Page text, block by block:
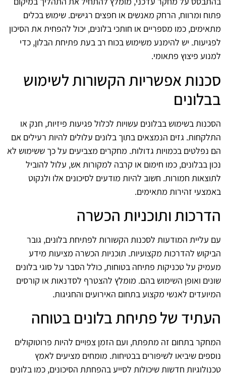
פתוח ומרווח, הרחק מאנשים או חפצים רגישים. שימוש בכלים
מתאימים, כמו מספריים או חותכי בלונים, יכול להפחית את הסיכון
לפגיעות. יש להימנע משימוש בכוח רב בעת פתיחת הבלון, כדי
למנוע פיצוץ פתאומי.
סכנות אפשריות הקשורות לשימוש
בבלונים
הסכנות בשימוש בבלונים עשויות לכלול פגיעות פיזיות, חנק או
התלקחות. גזים הנמצאים בתוך בלונים עלולים להיות רעילים אם
הם נפלטים בכמויות גדולות. מחקרים מצביעים על כך ששימוש לא
נכון בבלונים, כמו חימום או קרבה למקורות אש, עלול להוביל
לתוצאות חמורות. חשוב להיות מודעים לסיכונים אלו ולנקוט
באמצעי זהירות מתאימים.
הדרכות ותוכניות הכשרה
עם עליית המודעות לסכנות הקשורות לפתיחת בלונים, גובר
הביקוש להדרכות מקצועיות. תוכניות הכשרה מציעות מידע
מעמיק על טכניקות פתיחה בטוחות, כולל הסבר על סוגי בלונים
שונים ואופן השימוש בהם. מומלץ להצטרף לסדנאות או קורסים
המיועדים לאנשי מקצוע בתחום האירועים והחגיגות.
העתיד של פתיחת בלונים בטוחה
המחקר בתחום זה מתפתח, ועם הזמן צפויים להיות פרוטוקולים
נוספים שיביאו לשיפורים בבטיחות. מומחים מציעים לאמץ
טכנולוגיות חדשות שיכולות לסייע בהפחתת הסיכונים, כמו בלונים